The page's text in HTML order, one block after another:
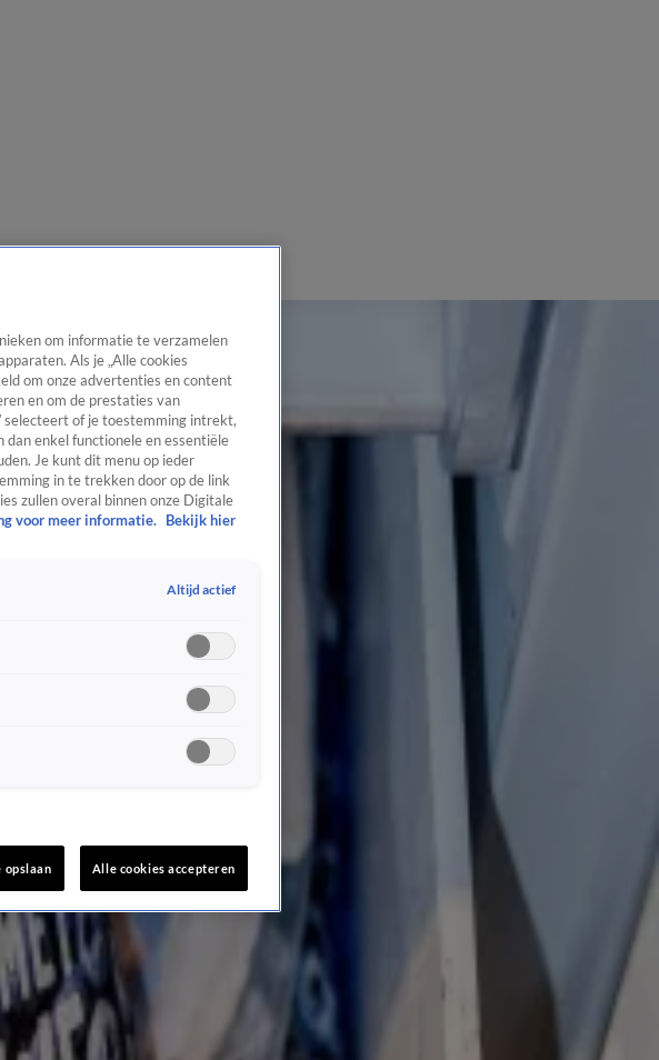
om informatie te verzamelen
Als je „Alle cookies
om onze advertenties en content
en om de prestaties van
selecteert of je toestemming intrekt,
enkel functionele en essentiële
Je kunt dit menu op ieder
in te trekken door op de link
zullen overal binnen onze Digitale
voor meer informatie.
Bekijk hier
Altijd actief
opslaan Alle cookies accepteren